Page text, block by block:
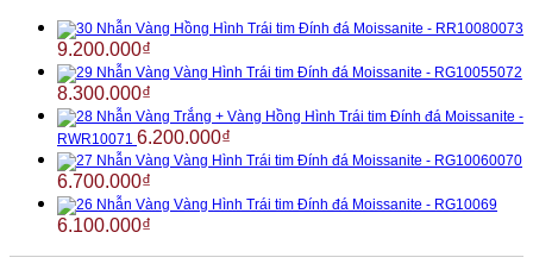
Nhẫn Vàng Hồng Hình Trái tim Đính đá Moissanite - RR10080073
9.200.000₫
Nhẫn Vàng Vàng Hình Trái tim Đính đá Moissanite - RG10055072
8.300.000₫
Nhẫn Vàng Trắng + Vàng Hồng Hình Trái tim Đính đá Moissanite -
RWR10071 6.200.000₫
Nhẫn Vàng Vàng Hình Trái tim Đính đá Moissanite - RG10060070
6.700.000₫
Nhẫn Vàng Vàng Hình Trái tim Đính đá Moissanite - RG10069
6.100.000₫